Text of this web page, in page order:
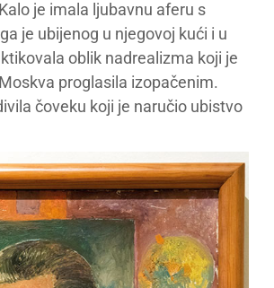
je imala ljubavnu aferu s
je ubijenog u njegovoj kući i u
oblik nadrealizma koji je
proglasila izopačenim.
čoveku koji je naručio ubistvo